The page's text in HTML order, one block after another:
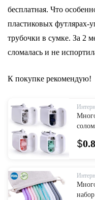
бесплатная. Что
пластиковых футлярах-
трубочки в сумке. За 2
сломалась и не
К покупке рекомендую!
$